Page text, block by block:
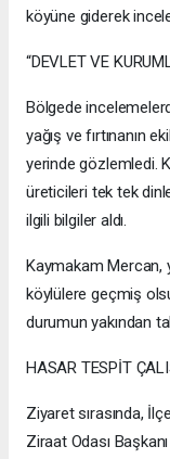
köyüne giderek
“DEVLET VE
Bölgede
yağış ve fırtınanın
yerinde gözlemledi.
üreticileri tek tek
ilgili bilgiler aldı.
Kaymakam
köylülere geçmiş
durumun yakından
HASAR TESPİT
Ziyaret sırasında,
Ziraat Odası